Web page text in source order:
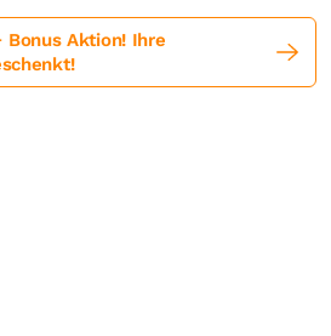
Bonus Aktion! Ihre